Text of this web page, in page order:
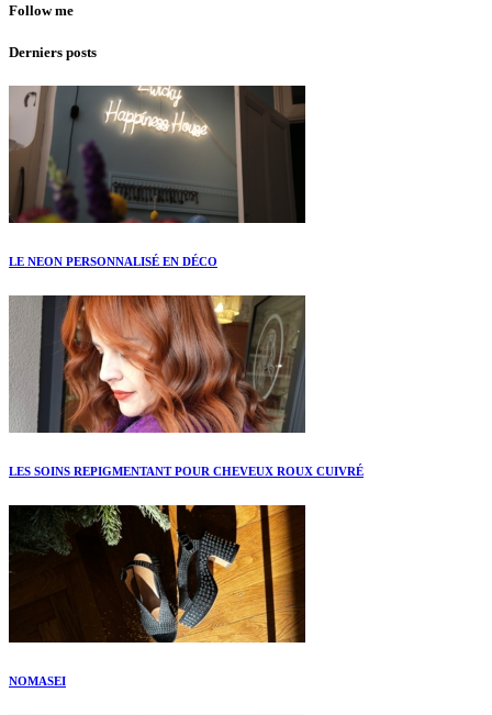
Follow me
Derniers posts
LE NEON PERSONNALISÉ EN DÉCO
LES SOINS REPIGMENTANT POUR CHEVEUX ROUX CUIVRÉ
NOMASEI